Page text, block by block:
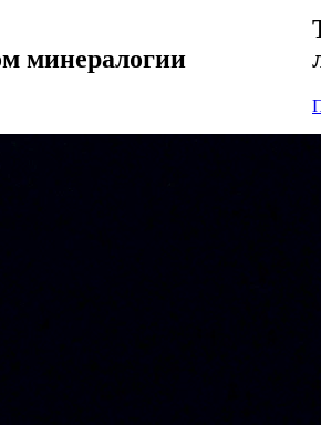
минералогии